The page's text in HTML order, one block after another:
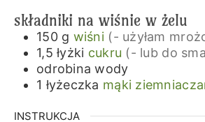
składniki na wiśnie w żelu
150 g wiśni (- użyłam
1,5 łyżki cukru (- lub do
odrobina wody
1 łyżeczka mąki
INSTRUKCJA